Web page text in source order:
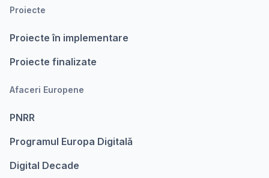
Proiecte
Proiecte în implementare
Proiecte finalizate
Afaceri Europene
PNRR
Programul Europa Digitalǎ
Digital Decade